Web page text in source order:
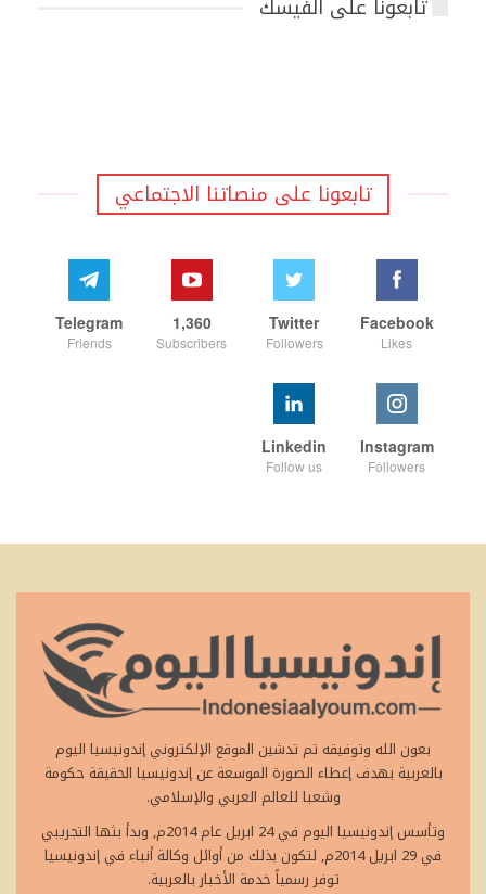
تابعونا على الفيسك
تابعونا على منصاتنا الاجتماعي
Facebook
Likes
Twitter
Followers
1,360
Subscribers
Telegram
Friends
Instagram
Followers
Linkedin
Follow us
بعون الله وتوفيقه تم تدشين الموقع الإلكتروني إندونيسيا اليوم
بالعربية بهدف إعطاء الصورة الموسعة عن إندونيسيا الحقيقة حكومة
وشعبا للعالم العربي والإسلامي.
وتأسس إندونيسيا اليوم في 24 ابريل عام 2014م, وبدأ بثها التجريبي
في 29 ابريل 2014م, لتكون بذلك من أوائل وكالة أنباء في إندونيسيا
توفر رسمياً خدمة الأخبار بالعربية.